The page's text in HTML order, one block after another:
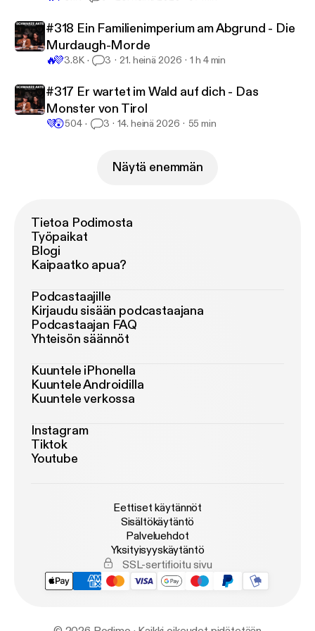
#318 Ein Familienimperium am Abgrund - Die
Murdaugh-Morde
🔥💜3.8K 3 21. heinä 2026 1 h 4 min
#317 Er wartet im Wald auf dich - Das
Monster von Tirol
💜😲504 3 14. heinä 2026 55 min
Näytä enemmän
Tietoa Podimosta
Työpaikat
Blogi
Kaipaatko apua?
Podcastaajille
Kirjaudu sisään podcastaajana
Podcastaajan FAQ
Yhteisön säännöt
Kuuntele iPhonella
Kuuntele Androidilla
Kuuntele verkossa
Instagram
Tiktok
Youtube
Eettiset käytännöt
Sisältökäytäntö
Palveluehdot
Yksityisyyskäytäntö
SSL-sertifioitu sivu